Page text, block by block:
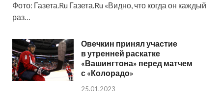
Фото: Газета.Ru Газета.Ru «Видно, что когда он каждый
раз…
Овечкин принял участие
в утренней раскатке
«Вашингтона» перед матчем
с «Колорадо»
25.01.2023